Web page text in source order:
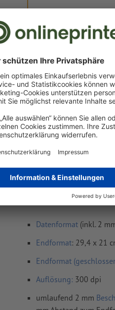
Lieferung ca.:
Di, 18. Aug. - Mi, 19. Aug.
Datenformat (inkl. 2
Endformat: 29,4 x 21
Endformat
Auflösung: 300 dpi
umlaufend 2 mm